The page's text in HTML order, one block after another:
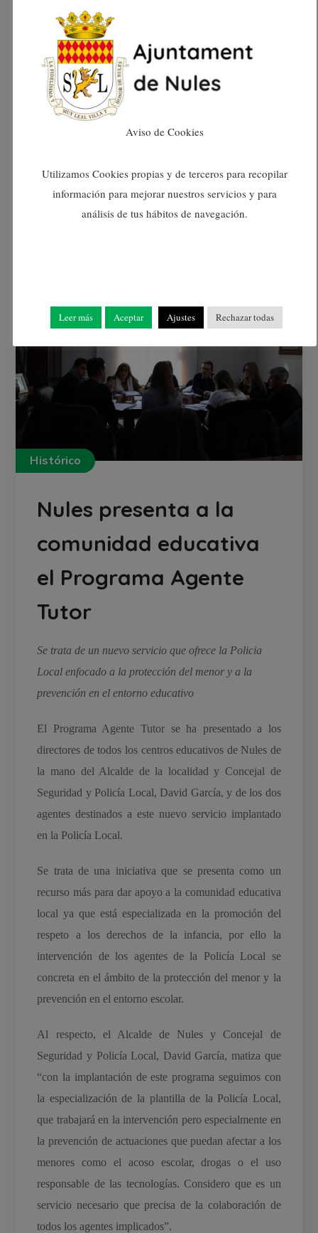
involucre en este proyecto la Generalitat Valenciana,
“sería muy positivo para el pequeño productor, para
las cooperativas y para el sector citrícola de la
provincia de Castellón en general que la Generalitat
Valenciana se involucrara”, concluye Estañol.
Ayuntamiento De Nules 12/01/2018
Histórico
Nules presenta a la
comunidad educativa
el Programa Agente
Tutor
Se trata de un nuevo servicio que ofrece la Policia
Local enfocado a la protección del menor y a la
prevención en el entorno educativo
El Programa Agente Tutor se ha presentado a los
directores de todos los centros educativos de Nules de
la mano del Alcalde de la localidad y Concejal de
Seguridad y Policía Local, David García, y de los dos
agentes destinados a este nuevo servicio implantado
en la Policía Local.
Se trata de una iniciativa que se presenta como un
recurso más para dar apoyo a la comunidad educativa
local ya que está especializada en la promoción del
respeto a los derechos de la infancia, por ello la
intervención de los agentes de la Policía Local se
concreta en el ámbito de la protección del menor y la
prevención en el entorno escolar.
Al respecto, el Alcalde de Nules y Concejal de
Seguridad y Policía Local, David García, matiza que
“con la implantación de este programa seguimos con
la especialización de la plantilla de la Policía Local,
que trabajará en la intervención pero especialmente en
la prevención de actuaciones que puedan afectar a los
menores como el acoso escolar, drogas o el uso
responsable de las tecnologías. Considero que es un
servicio necesario que precisa de la colaboración de
todos los agentes implicados”.
Aviso de Cookies
Utilizamos Cookies propias y de terceros para recopilar
información para mejorar nuestros servicios y para
análisis de tus hábitos de navegación.
Leer más Aceptar Ajustes Rechazar todas